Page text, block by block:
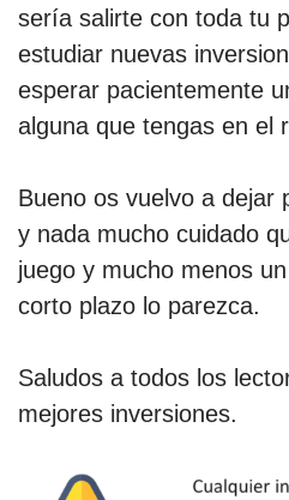
sería salirte con toda tu
estudiar nuevas
esperar pacientemente
alguna que tengas en el
Bueno os vuelvo a dejar
y nada mucho cuidado
juego y mucho menos
corto plazo lo parezca.
Saludos a todos los
mejores inversiones.